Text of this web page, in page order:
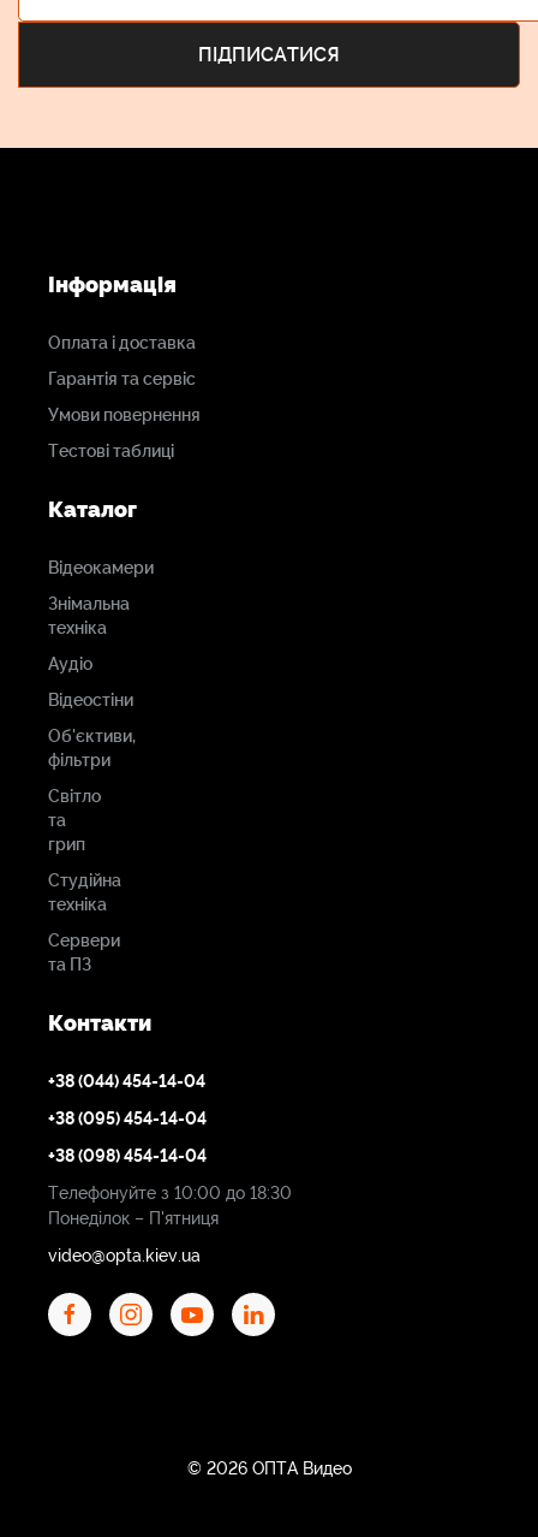
Інформація
Оплата і доставка
Гарантія та сервіс
Умови повернення
Тестові таблиці
Каталог
Відеокамери
Знімальна
техніка
Аудіо
Відеостіни
Об'єктиви,
фільтри
Світло
та
грип
Студійна
техніка
Сервери
та ПЗ
Контакти
+38 (044) 454-14-04
+38 (095) 454-14-04
+38 (098) 454-14-04
Телефонуйте з 10:00 до 18:30
Понеділок – П'ятниця
video@opta.kiev.ua
© 2026 ОПТА Видео